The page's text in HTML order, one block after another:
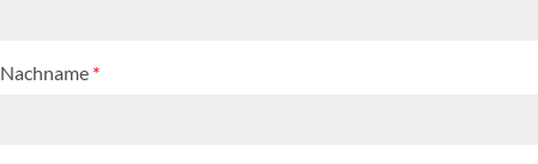
Nachname *